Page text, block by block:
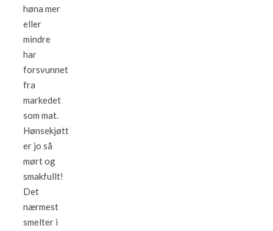
høna mer
eller
mindre
har
forsvunnet
fra
markedet
som mat.
Hønsekjøtt
er jo så
mørt og
smakfullt!
Det
nærmest
smelter i